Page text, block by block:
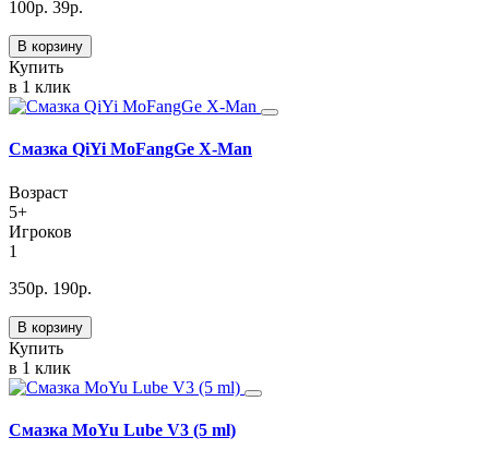
100р. 39р.
В корзину
Купить
в 1 клик
Смазка QiYi MoFangGe X-Man
Возраст
5+
Игроков
1
350р. 190р.
В корзину
Купить
в 1 клик
Смазка MoYu Lube V3 (5 ml)